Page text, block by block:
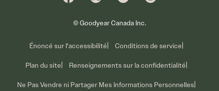
Information sur les rappels volontaires
© Goodyear Canada Inc.
Énoncé sur l'accessibilité Conditions de service
Plan du site Renseignements sur la confidentialité
Ne Pas Vendre ni Partager Mes Informations Personnelles